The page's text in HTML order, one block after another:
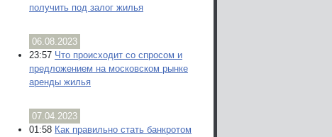
получить под залог жилья
06.08.2023
23:57 Что происходит со спросом и
предложением на московском рынке
аренды жилья
07.04.2023
01:58 Как правильно стать банкротом